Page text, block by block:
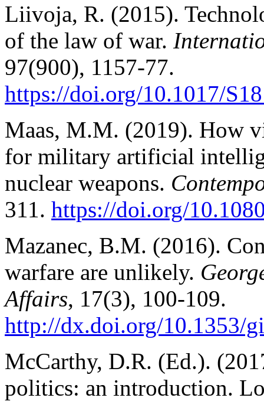
Liivoja, R. (2015).
of the law of war.
97(900), 1157-77.
https://doi.org/10.1017/
Maas, M.M. (2019). How
for military artificial
nuclear weapons.
311. https://doi.org/
Mazanec, B.M. (2016).
warfare are unlikely.
Affairs, 17(3), 100-109.
http://dx.doi.org/10.1353/
McCarthy, D.R. (Ed.).
politics: an introduction.